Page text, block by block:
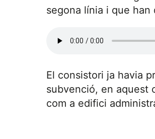
segona línia i que
El consistori ja havia
subvenció, en aquest
com a edifici